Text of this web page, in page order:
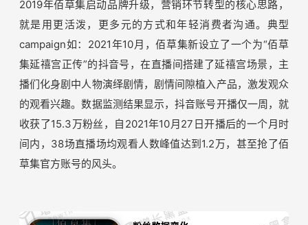
对Z世代目标人群特征发布联名IP新款（女装皮卡丘、男装
太平盛世），并结合线下快闪店、商场DP点等线下渠道，
实现全渠道与用户互动造势。
再以佰草集为例，作为一个创立于1998年的国货美妆品
牌，佰草集面临日趋激烈的竞争环境，“z 时代”消费群体的
崛起，多样化的营销模式与消费体验将美妆行业引入到一个
全新的竞争阶段。
就是用更活泼，更多元的方式和年轻消费者沟通。典型